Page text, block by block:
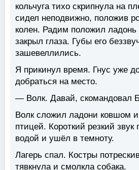
кольчуга тихо скрипнула на
сидел неподвижно, положив
колен. Радим положил
закрыл глаза. Губы его
зашевеллились.
Я прикинул время. Гнус уже
добраться на место.
— Волк. Давай, скомандовал
Волк сложил ладони ковшом и
птицей. Короткий резкий звук
водой и ушёл в темноту.
Лагерь спал. Костры
тявкнула и смолкла собака.